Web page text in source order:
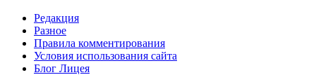
Редакция
Разное
Правила комментирования
Условия использования сайта
Блог Лицея